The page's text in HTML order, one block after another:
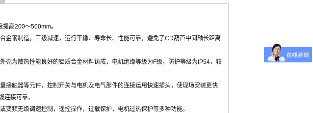
高200～500mm。
金钢制造，三级减速，运行平稳、寿命长、性能可靠，避免了CD葫芦中间轴长距离
壳为散热性能良好的铝质合金材料铸成，电机绝缘等级为F级，防护等级为IP54，较
接触器等元件，控制开关与电机及电气部件的连接运用快速插头，使现场安装更快
接可靠。
变频无级调速控制，遥控操作，过载保护，电机过热保护等多种功能。